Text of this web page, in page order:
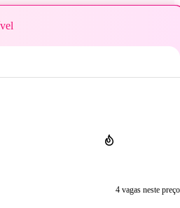
4 vagas neste preço